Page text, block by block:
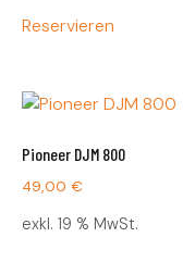
Reservieren
Pioneer DJM 800
49,00 €
exkl. 19 % MwSt.